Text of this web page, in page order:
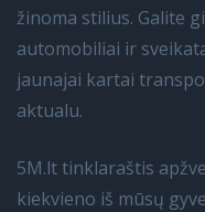
žinoma stilius. Galite
automobiliai ir
jaunajai kartai
aktualu.
5M.lt tinklaraštis
kiekvieno iš mūsų